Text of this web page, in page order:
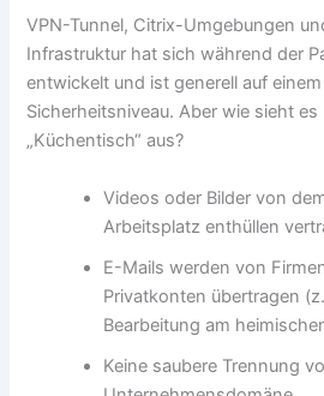
VPN-Tunnel, Citrix-Umgebungen
Infrastruktur hat sich während der
entwickelt und ist generell auf
Sicherheitsniveau. Aber wie sieht
„Küchentisch“ aus?
Videos oder Bilder von
Arbeitsplatz enthüllen
E-Mails werden von
Privatkonten übertragen
Bearbeitung am
Keine saubere Trennung